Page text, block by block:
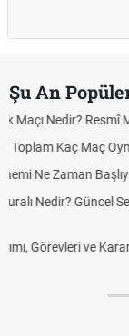
Şu An
Puan
Skor Ne
Futbol Nasıl
Deplasman
DGS Sonuçları